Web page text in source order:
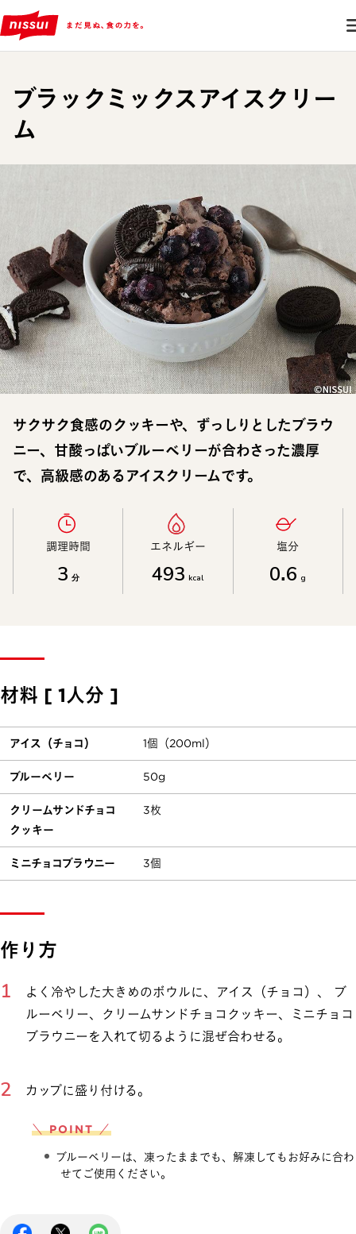
ブラックミックスアイスクリー
ム
サクサク食感のクッキーや、ずっしりとしたブラウ
ニー、甘酸っぱいブルーベリーが合わさった濃厚
で、高級感のあるアイスクリームです。
調理時間​
3 分
エネルギー​
493 kcal
塩分​
0.6 g
材料 [ 1人分 ]
アイス（チョコ） 1個（200ml）
ブルーベリー 50g
クリームサンドチョコ
クッキー
3枚
ミニチョコブラウニー 3個
作り方
よく冷やした大きめのボウルに、アイス（チョコ）、 ブ
ルーベリー、クリームサンドチョコクッキー、ミニチョコ
ブラウニーを入れて切るように混ぜ合わせる。
カップに盛り付ける。
＼ POINT ／
ブルーベリーは、凍ったままでも、解凍してもお好みに合わ
せてご使用ください。